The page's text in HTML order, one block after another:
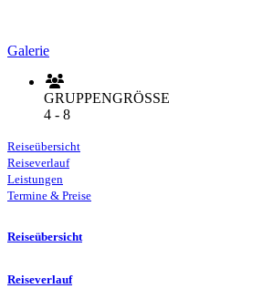
Galerie
GRUPPENGRÖSSE
4 - 8
Reiseübersicht
Reiseverlauf
Leistungen
Termine & Preise
Reiseübersicht
Reiseverlauf